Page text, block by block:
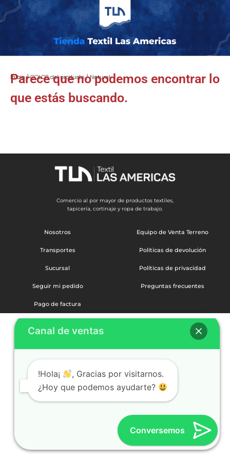
Inicio/ COLOR del producto / Natural
Parece que no podemos encontrar lo
que estás buscando.
Comercio al por mayor de productos textiles,
tapicería, cortinaje y ropa de trabajo.
Nosotros
Transportes
Sucursal
Seguir mi pedido
Pago de factura
Equipo de Venta Terreno
Políticas de devolución
Políticas de privacidad
Preguntas frecuentes
Canal de ventas
!Hola¡
, Gracias por visitarnos.
¿Hoy que podemos ayudarte?
Conversemos